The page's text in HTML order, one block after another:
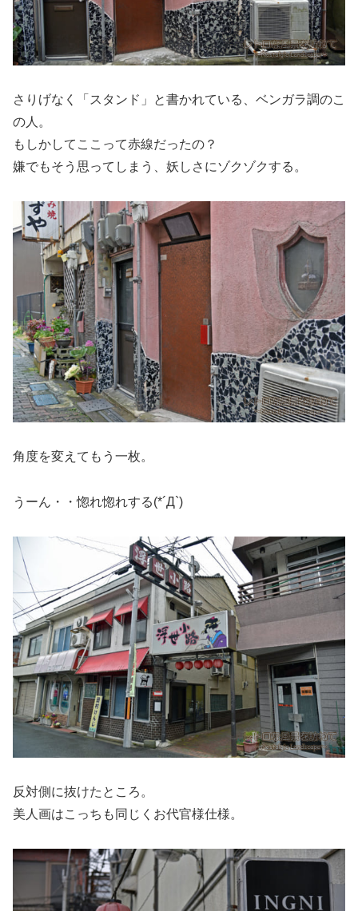
さりげなく「スタンド」と書かれている、ベンガラ調のこ
の人。
もしかしてここって赤線だったの？
嫌でもそう思ってしまう、妖しさにゾクゾクする。
角度を変えてもう一枚。
うーん・・惚れ惚れする(*´Д`)
反対側に抜けたところ。
美人画はこっちも同じくお代官様仕様。